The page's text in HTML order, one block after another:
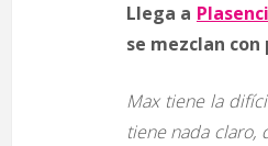
Llega a
se mezclan
Max tiene la
tiene nada claro,